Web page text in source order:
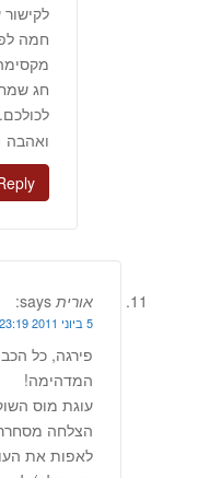
חמה
חג
ואהבה
אורית says:
5 ביוני 2011 at 23:19
פירגה, כל
המדהימה!
עוגת מוס
הצלחה
לאפות את